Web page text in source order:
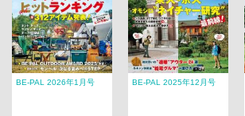
BE-PAL 2026年1月号 BE-PAL 2025年12月号